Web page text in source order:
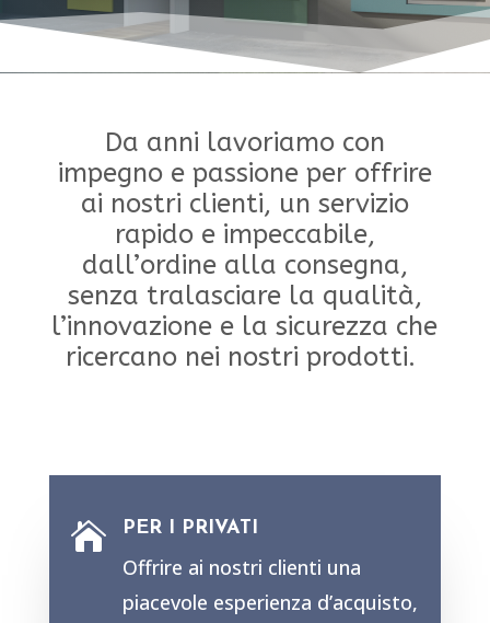
Da anni lavoriamo con
impegno e passione per offrire
ai nostri clienti, un servizio
rapido e impeccabile,
dall’ordine alla consegna,
senza tralasciare la qualità,
l’innovazione e la sicurezza che
ricercano nei nostri prodotti.
 PER I PRIVATI
Offrire ai nostri clienti una
piacevole esperienza d’acquisto,